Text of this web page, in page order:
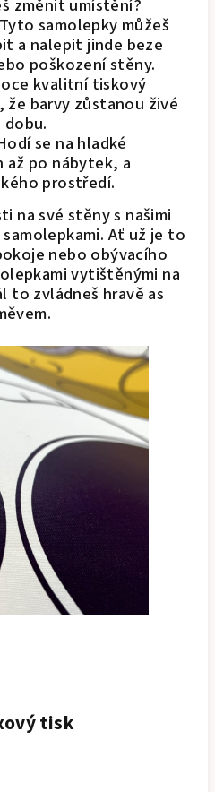
změnit umístění?
samolepky můžeš
a nalepit jinde beze
poškození stěny.
kvalitní tiskový
že barvy zůstanou živé
se na hladké
po nábytek, a
prostředí.
na své stěny s našimi
Ať už je to
nebo obývacího
vytištěnými na
to zvládneš hravě as
tisk